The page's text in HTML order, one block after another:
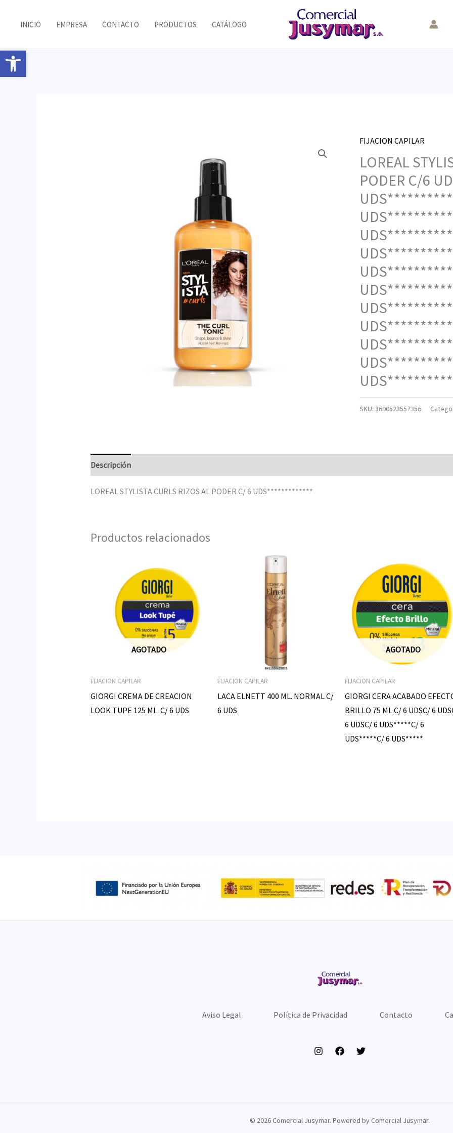
Abrir barra de herramientas
INICIO EMPRESA CONTACTO PRODUCTOS CATÁLOGO
FIJACION CAPILAR
LOREAL
PODER C/6
SKU:3600523557356
Descripción
LOREAL STYLISTA CURLS RIZOS AL PODER C/ 6 UDS*************
Productos relacionados
AGOTADO
FIJACION CAPILAR
GIORGI CREMA DE CREACION
LOOK TUPE 125 ML. C/ 6 UDS
FIJACION CAPILAR
LACA ELNETT 400 ML. NORMAL C/
6 UDS
AGOTADO
FIJACION CAPILAR
GIORGI CERA ACABADO
BRILLO 75 ML.C/ 6 UDSC/ 6
6 UDSC/ 6 UDS*****C/ 6
UDS*****C/ 6 UDS*****
Aviso Legal Política de Privacidad Contacto
© 2026 Comercial Jusymar. Powered by Comercial Jusymar.